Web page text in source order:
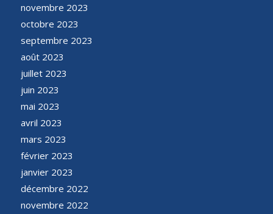
novembre 2023
octobre 2023
septembre 2023
août 2023
juillet 2023
juin 2023
mai 2023
avril 2023
mars 2023
février 2023
janvier 2023
décembre 2022
novembre 2022